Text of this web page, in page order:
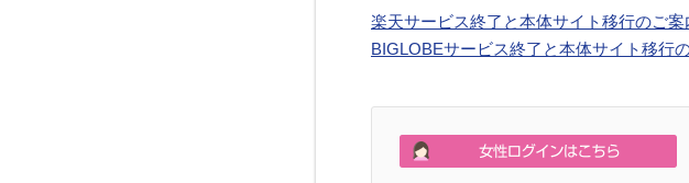
楽天サービス終了と本体サイト移行のご案
BIGLOBEサービス終了と本体サイト移行